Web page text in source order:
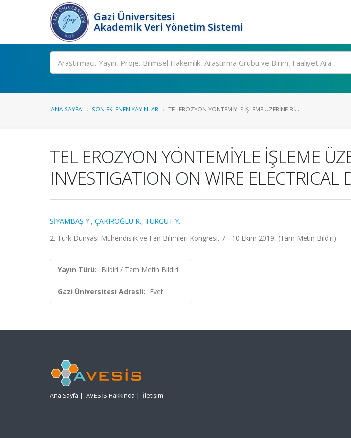
Gazi Üniversitesi
Akademik Veri Yönetim Sistemi
Ara
ANA SAYFA SON EKLENEN YAYINLAR TEL EROZYON YÖNTEMİYLE İŞLEME ÜZERİNE Bİ...
TEL EROZYON YÖNTEMİYLE İŞLEME
INVESTIGATION ON WIRE
SİYAMBAŞ Y., ÇAKIROĞLU R., TURGUT Y.
2. Türk Dünyası Mühendislik ve Fen Bilimleri Kongresi, 7 - 10 Ekim 2019, (Tam Metin Bildiri)
Yayın Türü: Bildiri / Tam Metin Bildiri
Gazi Üniversitesi Adresli: Evet
Ana Sayfa | AVESİS Hakkında | İletişim